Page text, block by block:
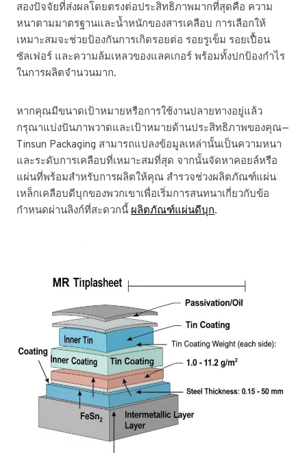
สองปัจจัยที่ส่งผลโดยตรงต่อประสิทธิภาพมากที่สุดคือ ความ
หนาตามมาตรฐานและน้ำหนักของสารเคลือบ การเลือกให้
เหมาะสมจะช่วยป้องกันการเกิดรอยต่อ รอยรูเข็ม รอยเปื้อน
ซัลเฟอร์ และความล้มเหลวของแลคเกอร์ พร้อมทั้งปกป้องกำไร
ในการผลิตจำนวนมาก.
หากคุณมีขนาดเป้าหมายหรือการใช้งานปลายทางอยู่แล้ว
กรุณาแบ่งปันภาพวาดและเป้าหมายด้านประสิทธิภาพของคุณ—
Tinsun Packaging สามารถแปลงข้อมูลเหล่านั้นเป็นความหนา
และระดับการเคลือบที่เหมาะสมที่สุด จากนั้นจัดหาคอยล์หรือ
แผ่นที่พร้อมสำหรับการผลิตให้คุณ สำรวจช่วงผลิตภัณฑ์แผ่น
เหล็กเคลือบดีบุกของพวกเขาเพื่อเริ่มการสนทนาเกี่ยวกับข้อ
กำหนดผ่านลิงก์ที่สะดวกนี้ ผลิตภัณฑ์แผ่นดีบุก.